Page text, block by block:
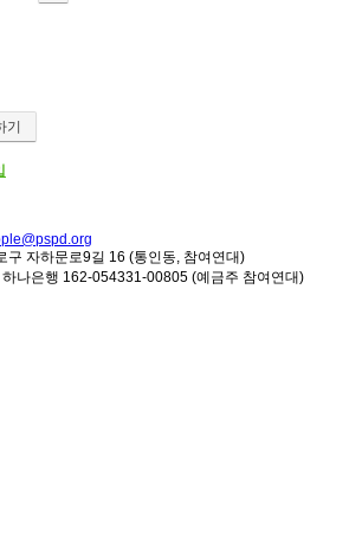
구 자하문로9길 16 (통인동, 참여연대)
하나은행 162-054331-00805 (예금주 참여연대)